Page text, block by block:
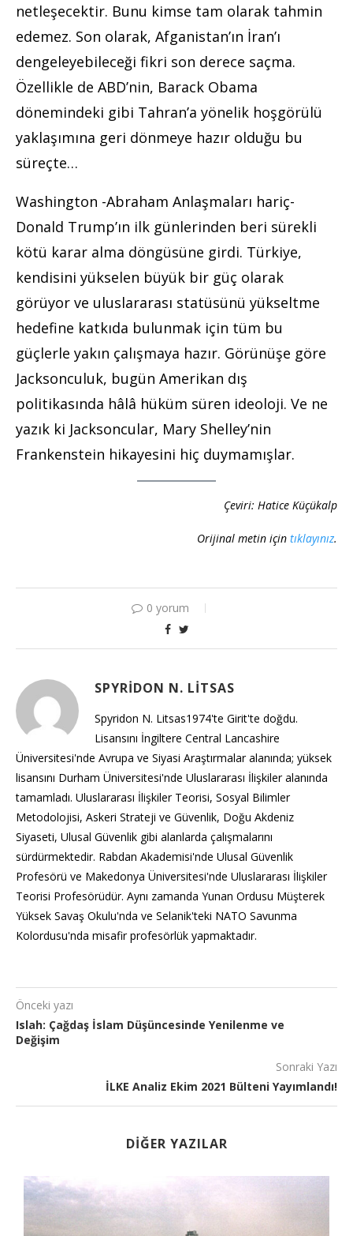
netleşecektir. Bunu kimse tam olarak tahmin
edemez. Son olarak, Afganistan’ın İran’ı
dengeleyebileceği fikri son derece saçma.
Özellikle de ABD’nin, Barack Obama
dönemindeki gibi Tahran’a yönelik hoşgörülü
yaklaşımına geri dönmeye hazır olduğu bu
süreçte…
Washington -Abraham Anlaşmaları hariç-
Donald Trump’ın ilk günlerinden beri sürekli
kötü karar alma döngüsüne girdi. Türkiye,
kendisini yükselen büyük bir güç olarak
görüyor ve uluslararası statüsünü yükseltme
hedefine katkıda bulunmak için tüm bu
güçlerle yakın çalışmaya hazır. Görünüşe göre
Jacksonculuk, bugün Amerikan dış
politikasında hâlâ hüküm süren ideoloji. Ve ne
yazık ki Jacksoncular, Mary Shelley’nin
Frankenstein hikayesini hiç duymamışlar.
Çeviri: Hatice Küçükalp
Orijinal metin için tıklayınız.
0 yorum
SPYRIDON N. LITSAS
Spyridon N. Litsas1974'te Girit'te doğdu.
Lisansını İngiltere Central Lancashire
Üniversitesi'nde Avrupa ve Siyasi Araştırmalar alanında; yüksek
lisansını Durham Üniversitesi'nde Uluslararası İlişkiler alanında
tamamladı. Uluslararası İlişkiler Teorisi, Sosyal Bilimler
Metodolojisi, Askeri Strateji ve Güvenlik, Doğu Akdeniz
Siyaseti, Ulusal Güvenlik gibi alanlarda çalışmalarını
sürdürmektedir. Rabdan Akademisi'nde Ulusal Güvenlik
Profesörü ve Makedonya Üniversitesi'nde Uluslararası İlişkiler
Teorisi Profesörüdür. Aynı zamanda Yunan Ordusu Müşterek
Yüksek Savaş Okulu'nda ve Selanik'teki NATO Savunma
Kolordusu'nda misafir profesörlük yapmaktadır.
Önceki yazı
Islah: Çağdaş İslam Düşüncesinde Yenilenme ve
Değişim
Sonraki Yazı
İLKE Analiz Ekim 2021 Bülteni Yayımlandı!
DIĞER YAZILAR